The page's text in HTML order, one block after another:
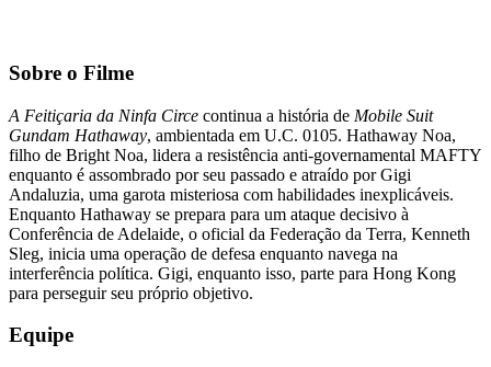
Sobre o Filme
A Feitiçaria da Ninfa Circe continua a história de Mobile Suit
Gundam Hathaway, ambientada em U.C. 0105. Hathaway Noa,
filho de Bright Noa, lidera a resistência anti-governamental MAFTY
enquanto é assombrado por seu passado e atraído por Gigi
Andaluzia, uma garota misteriosa com habilidades inexplicáveis.
Enquanto Hathaway se prepara para um ataque decisivo à
Conferência de Adelaide, o oficial da Federação da Terra, Kenneth
Sleg, inicia uma operação de defesa enquanto navega na
interferência política. Gigi, enquanto isso, parte para Hong Kong
para perseguir seu próprio objetivo.
Equipe